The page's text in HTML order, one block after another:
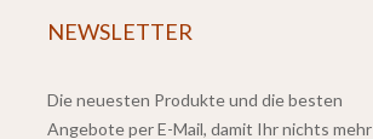
NEWSLETTER
Die neuesten Produkte und die besten
Angebote per E-Mail, damit Ihr nichts mehr